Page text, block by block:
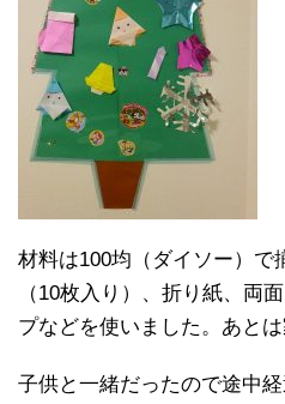
材料は100均（ダイソー）で
（10枚入り）、折り紙、両
プなどを使いました。あと
子供と一緒だったので途中